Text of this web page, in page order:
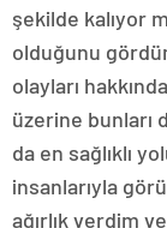
şekilde kalıyor
olduğunu
olayları
üzerine bunları
da en sağlıklı
insanlarıyla
ağırlık verdim